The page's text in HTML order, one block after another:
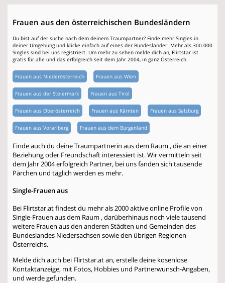
Frauen aus den österreichischen Bundesländern
Du bist auf der suche nach dem deinem Traumpartner? Finde mehr Singles in
deiner Umgebung und klicke einfach auf eines der Bundesländer. Mehr als 300.000
Singles sind bei uns registriert. Um mehr zu sehen melde dich an, Flirtstar ist
gratis für alle und das erfolgreich seit dem Jahr 2004, in ganz Österreich.
Frauen aus Niederösterreich Frauen aus Wien
Frauen aus der Steiermark Frauen aus Tirol
Frauen aus Oberösterreich Frauen aus Kärnten Frauen aus Salzburg
Frauen aus Vorarlberg Frauen aus dem Burgenland
Finde auch du deine Traumpartnerin aus dem Raum , die an einer
Beziehung oder Freundschaft interessiert ist. Wir vermitteln seit
dem Jahr 2004 erfolgreich Partner, bei uns fanden sich tausende
Pärchen und täglich werden es mehr.
Single-Frauen aus
Bei Flirtstar.at findest du mehr als 2000 aktive online Profile von
Single-Frauen aus dem Raum , darüberhinaus noch viele tausend
weitere Frauen aus den anderen Städten und Gemeinden des
Bundeslandes Niedersachsen sowie den übrigen Regionen
Österreichs.
Melde dich auch bei Flirtstar.at an, erstelle deine kosenlose
Kontaktanzeige, mit Fotos, Hobbies und Partnerwunsch-Angaben,
und werde gefunden.